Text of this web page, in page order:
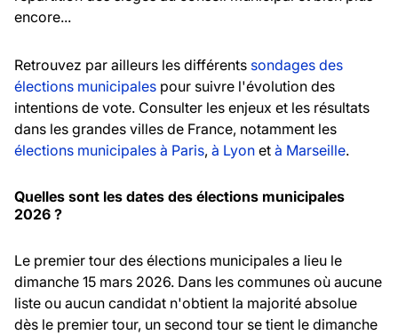
encore...
Retrouvez par ailleurs les différents sondages des
élections municipales pour suivre l'évolution des
intentions de vote. Consulter les enjeux et les résultats
dans les grandes villes de France, notamment les
élections municipales à Paris, à Lyon et à Marseille.
Quelles sont les dates des élections municipales
2026 ?
Le premier tour des élections municipales a lieu le
dimanche 15 mars 2026. Dans les communes où aucune
liste ou aucun candidat n'obtient la majorité absolue
dès le premier tour, un second tour se tient le dimanche